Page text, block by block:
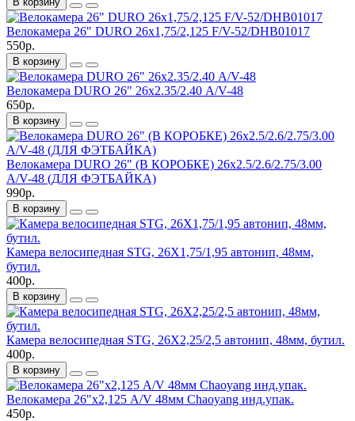
Велокамера 26" DURO 26x1,75/2,125 F/V-52/DHB01017
550р.
В корзину
Велокамера DURO 26" 26х2.35/2.40 A/V-48
650р.
В корзину
Велокамера DURO 26" (В КОРОБКЕ) 26x2.5/2.6/2.75/3.00
A/V-48 (ДЛЯ ФЭТБАЙКА)
990р.
В корзину
Камера велосипедная STG, 26X1,75/1,95 автонип, 48мм,
бутил.
400р.
В корзину
Камера велосипедная STG, 26X2,25/2,5 автонип, 48мм, бутил.
400р.
В корзину
Велокамера 26"х2,125 A/V 48мм Chaoyang инд.упак.
450р.